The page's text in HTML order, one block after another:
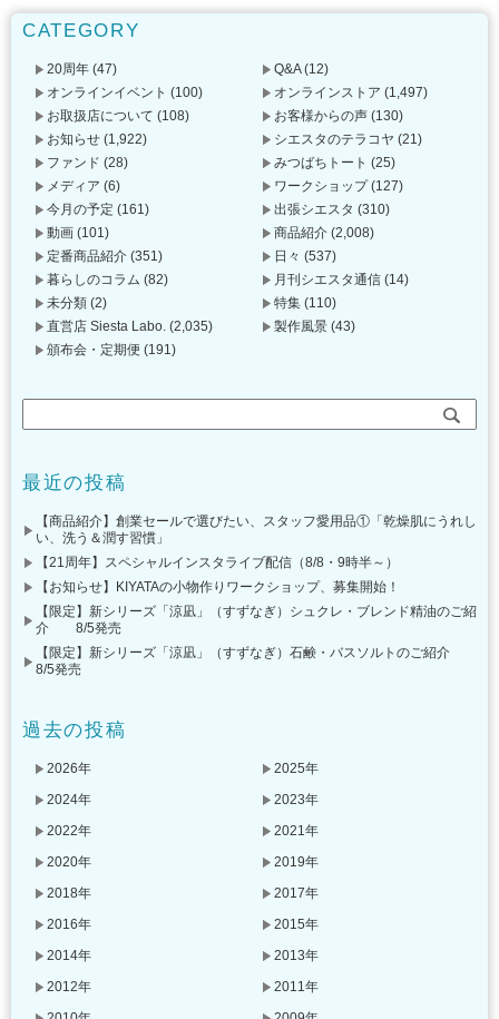
CATEGORY
20周年 (47) Q&A(12)
オンラインイベント (100) オンラインストア (1,497)
お取扱店について (108) お客様からの声 (130)
お知らせ (1,922) シエスタのテラコヤ (21)
ファンド (28) みつばちトート (25)
メディア (6) ワークショップ(127)
今月の予定 (161) 出張シエスタ (310)
動画 (101) 商品紹介 (2,008)
定番商品紹介 (351) 日々 (537)
暮らしのコラム (82) 月刊シエスタ通信 (14)
未分類 (2) 特集 (110)
直営店 Siesta Labo. (2,035) 製作風景 (43)
頒布会・定期便 (191)
最近の投稿
【商品紹介】創業セールで選びたい、スタッフ愛用品①「乾燥肌にうれし
い、洗う＆潤す習慣」
【21周年】スペシャルインスタライブ配信（8/8・9時半～）
【お知らせ】KIYATAの小物作りワークショップ、募集開始！
【限定】新シリーズ「涼凪」（すずなぎ）シュクレ・ブレンド精油のご紹
介 8/5発売
【限定】新シリーズ「涼凪」（すずなぎ）石鹸・バスソルトのご紹介
8/5発売
過去の投稿
2026年
2025年
2024年
2023年
2022年
2021年
2020年
2019年
2018年
2017年
2016年
2015年
2014年
2013年
2012年
2011年